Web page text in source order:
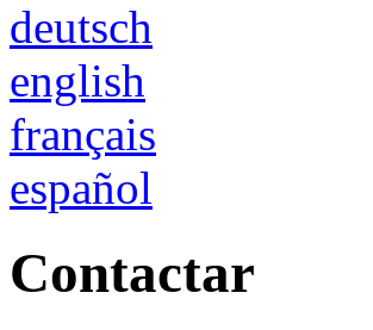
deutsch
english
français
español
Contactar